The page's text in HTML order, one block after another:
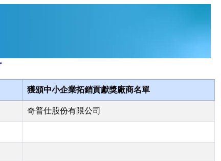
獲頒中小企業拓銷貢獻獎廠商名單
奇普仕股份有限公司